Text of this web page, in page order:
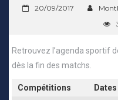
20/09/2017
Retrouvez l’agenda sportif
dès la fin des matchs.
Compétitions Dates